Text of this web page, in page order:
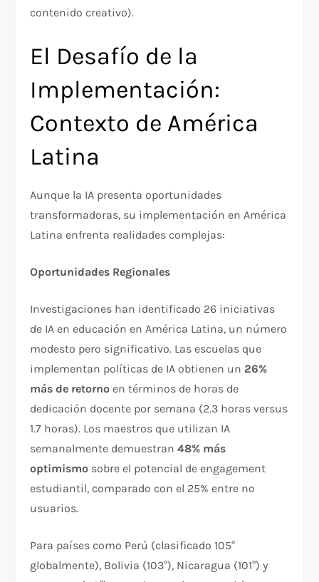
contenido creativo).​
El Desafío de la
Implementación:
Contexto de América
Latina
Aunque la IA presenta oportunidades
transformadoras, su implementación en América
Latina enfrenta realidades complejas:
Oportunidades Regionales
Investigaciones han identificado 26 iniciativas
de IA en educación en América Latina, un número
modesto pero significativo. Las escuelas que
implementan políticas de IA obtienen un 26%
más de retorno en términos de horas de
dedicación docente por semana (2.3 horas versus
1.7 horas). Los maestros que utilizan IA
semanalmente demuestran48% más
optimismo sobre el potencial de engagement
estudiantil, comparado con el 25% entre no
usuarios.​
Para países como Perú (clasificado 105°
globalmente), Bolivia (103°), Nicaragua (101°) y